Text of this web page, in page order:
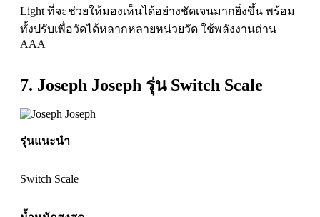
Light ที่จะช่วยให้มองเห็นได้อย่างชัดเจนมากยิ่งขึ้น พร้อม
ทั้งปรับเพื่อวัดได้หลากหลายหน่วยวัด ใช้พลังงานถ่าน
AAA
7. Joseph Joseph รุ่น Switch Scale
รุ่นแนะนำ
Switch Scale